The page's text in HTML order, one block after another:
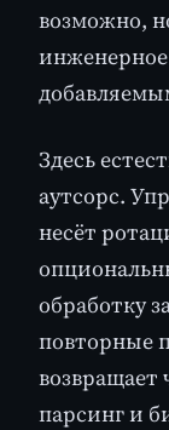
возможно,
Здесь
аутсорс.
несёт
обработку
повторные
парсинг и